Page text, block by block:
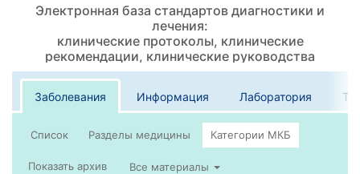
Электронная база стандартов диагностики и
лечения:
клинические протоколы, клинические
рекомендации, клинические руководства
Заболевания Информация Лаборатория
Список
Все материалы